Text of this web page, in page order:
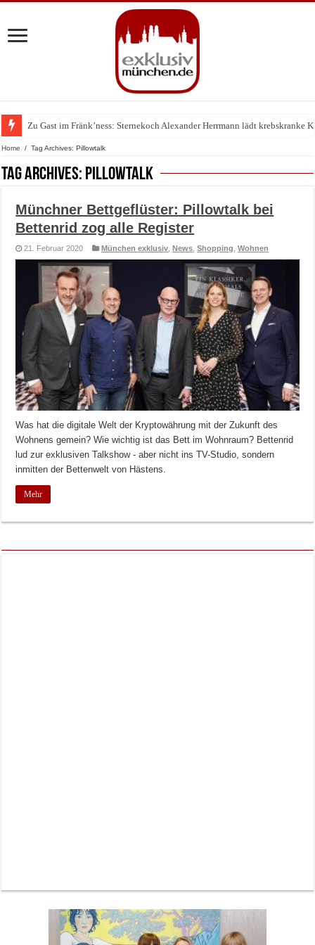
Zu Gast im Fränk’ness: Sternekoch Alexander Herrmann lädt krebskranke
Warum München gerade zum Treffpunkt der Lingerie-Branche wurde
Home / Tag Archives: Pillowtalk
Tag Archives: Pillowtalk
Münchner Bettgeflüster: Pillowtalk bei
Bettenrid zog alle Register
21. Februar 2020 München exklusiv ,News ,Shopping ,Wohnen
Was hat die digitale Welt der Kryptowährung mit der Zukunft des
Wohnens gemein? Wie wichtig ist das Bett im Wohnraum? Bettenrid
lud zur exklusiven Talkshow - aber nicht ins TV-Studio, sondern
inmitten der Bettenwelt von Hästens.
Mehr